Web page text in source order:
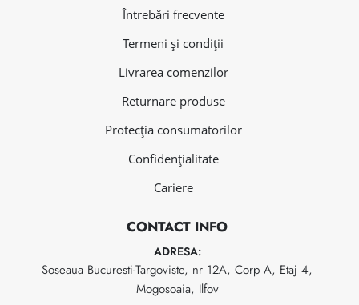
Întrebări frecvente
Termeni și condiții
Livrarea comenzilor
Returnare produse
Protecția consumatorilor
Confidențialitate
Cariere
CONTACT INFO
ADRESA:
Soseaua Bucuresti-Targoviste, nr 12A, Corp A, Etaj 4,
Mogosoaia, Ilfov